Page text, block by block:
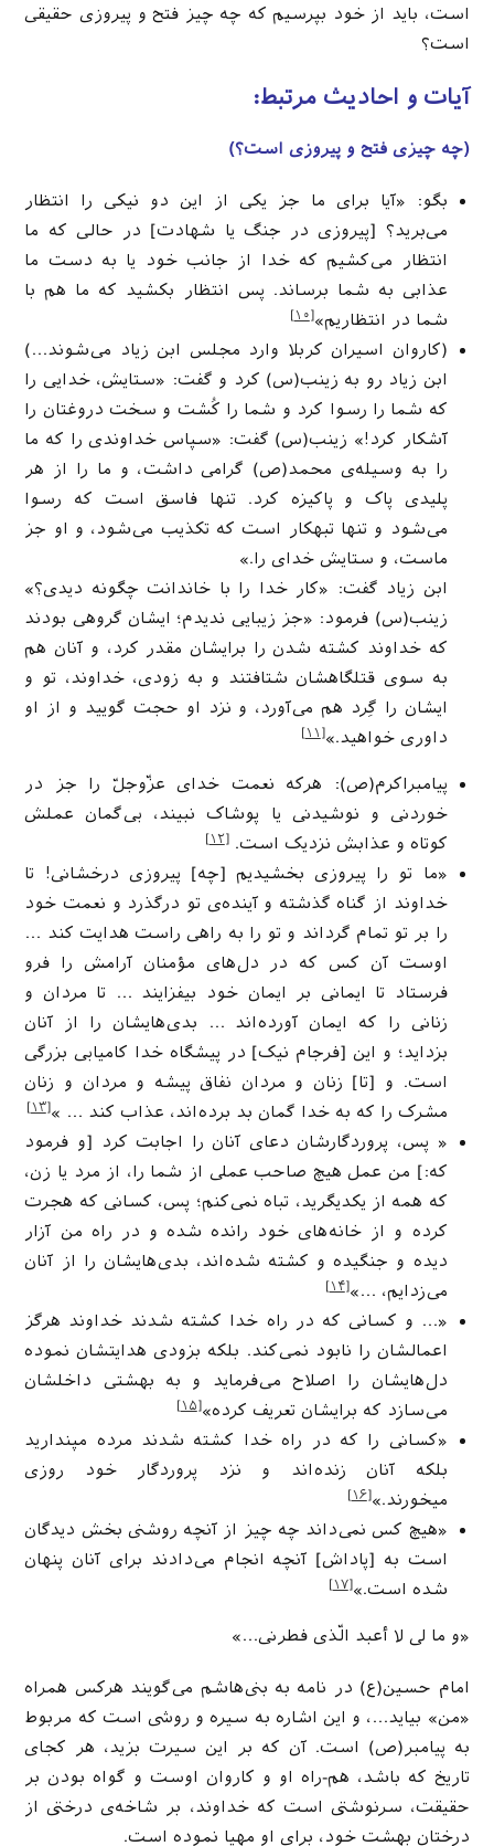
است، باید از خود بپرسیم که چه چیز فتح و پیروزی حقیقی
است؟
آیات و احادیث مرتبط:
(چه چیزی فتح و پیروزی است؟)
بگو: «آيا براى ما جز يكى از اين دو نيكى را انتظار
مى‌بريد؟ [پیروزی در جنگ یا شهادت] در حالى كه ما
انتظار مى‌كشيم كه خدا از جانب خود يا به دست ما
عذابى به شما برساند. پس انتظار بكشيد كه ما هم با
شما در انتظاريم»[۱۰]
(کاروان اسیران کربلا وارد مجلس ابن زیاد می‌شوند…)
ابن زیاد رو به زینب(س) کرد و گفت: «ستایش، خدایی را
که شما را رسوا کرد و شما را کُشت و سخت دروغتان را
آشکار کرد!» زینب(س) گفت: «سپاس خداوندی را که ما
را به وسیله‌ی محمد(ص) گرامی داشت، و ما را از هر
پلیدی پاک و پاکیزه کرد. تنها فاسق است که رسوا
می‌شود و تنها تبهکار است که تکذیب می‌شود، و او جز
ماست، و ستایش خدای را.»
ابن زیاد گفت: «کار خدا را با خاندانت چگونه دیدی؟»
زینب(س) فرمود: «جز زیبایی ندیدم؛ ایشان گروهی بودند
که خداوند کشته شدن را برایشان مقدر کرد، و آنان هم
به سوی قتلگاهشان شتافتند و به زودی، خداوند، تو و
ایشان را گِرد هم می‌آورد، و نزد او حجت گویید و از او
داوری خواهید.»[۱۱]
پیامبراکرم(ص): هرکه نعمت خدای عزّوجلّ را جز در
خوردنی و نوشیدنی یا پوشاک نبیند، بی‌گمان عملش
کوتاه و عذابش نزدیک است.[۱۲]
«ما تو را پیروزی بخشیدیم [چه] پیروزی درخشانی! تا
خداوند از گناه گذشته و آینده‌ی تو درگذرد و نعمت خود
را بر تو تمام گرداند و تو را به راهی راست هدایت کند …
اوست آن کس که در دل‌های مؤمنان آرامش را فرو
فرستاد تا ایمانی بر ایمان خود بیفزایند … تا مردان و
زنانی را که ایمان آورده‌اند … بدی‌هایشان را از آنان
بزداید؛ و این [فرجام نیک] در پیشگاه خدا کامیابی بزرگی
است. و [تا] زنان و مردان نفاق پیشه و مردان و زنان
مشرک را که به خدا گمان بد برده‌اند، عذاب کند … »[۱۳]
« پس، پروردگارشان دعای آنان را اجابت کرد [و فرمود
که:] من عمل هیچ صاحب عملی از شما را، از مرد یا زن،
که همه از یکدیگرید، تباه نمی‌کنم؛ پس، کسانی که هجرت
کرده و از خانه‌های خود رانده شده و در راه من آزار
دیده و جنگیده و کشته شده‌اند، بدی‌هایشان را از آنان
می‌زدایم، …»[۱۴]
«… و كسانى كه در راه خدا كشته شدند خداوند هرگز
اعمالشان را نابود نمى‌كند. بلكه بزودى هدايتشان نموده
دل‌هايشان را اصلاح مى‌فرمايد و به بهشتى داخلشان
مى‌سازد كه برايشان تعريف كرده»[۱۵]
«کسانی را که در راه خدا کشته شدند مرده مپندارید
بلکه آنان زنده‌اند و نزد پروردگار خود روزی
میخورند.»[۱۶]
«هیچ کس نمی‌داند چه چیز از آنچه روشنی بخش دیدگان
است به [پاداش] آنچه انجام می‌دادند برای آنان پنهان
شده است.»[۱۷]
«و ما لی لا أعبد الّذی فطرنی…»
امام حسین(ع) در نامه به بنی‌هاشم می‌گویند هرکس همراه
«من» بیاید…، و این اشاره به سیره و روشی است که مربوط
به پیامبر(ص) است. آن که بر این سیرت بزید، هر کجای
تاریخ که باشد، هم‌-راه او و کاروان اوست و گواه بودن بر
حقیقت، سرنوشتی است که خداوند، بر شاخه‌ی درختی از
درختان بهشت خود، برای او مهیا نموده است.